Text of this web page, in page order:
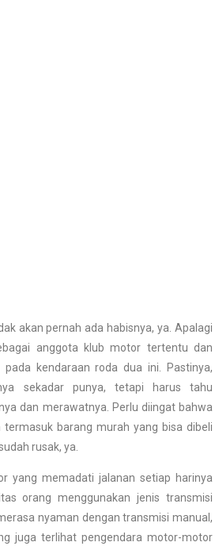
akan pernah ada habisnya, ya. Apalagi
anggota klub motor tertentu dan
kendaraan roda dua ini. Pastinya,
sekadar punya, tetapi harus tahu
dan merawatnya. Perlu diingat bahwa
termasuk barang murah yang bisa dibeli
rusak, ya.
yang memadati jalanan setiap harinya
orang menggunakan jenis transmisi
nyaman dengan transmisi manual,
juga terlihat pengendara motor-motor